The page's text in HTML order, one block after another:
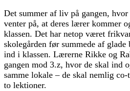
Det summer af liv på gangen, hvor
venter på, at deres lærer kommer
klassen. Det har netop været
skolegården før summede af
ind i klassen. Lærerne Rikke og
gangen mod 3.z, hvor de skal ind
samme lokale – de skal nemlig co-
to lektioner.